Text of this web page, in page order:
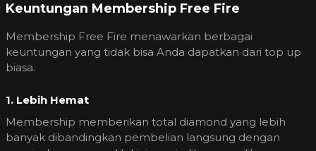
Keuntungan Membership Free Fire
Membership Free Fire menawarkan berbagai
keuntungan yang tidak bisa Anda dapatkan dari top up
biasa.
1. Lebih Hemat
Membership memberikan total diamond yang lebih
banyak dibandingkan pembelian langsung dengan